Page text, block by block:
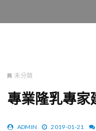
未分類
專業隆乳專家
ADMIN 2019-01-21